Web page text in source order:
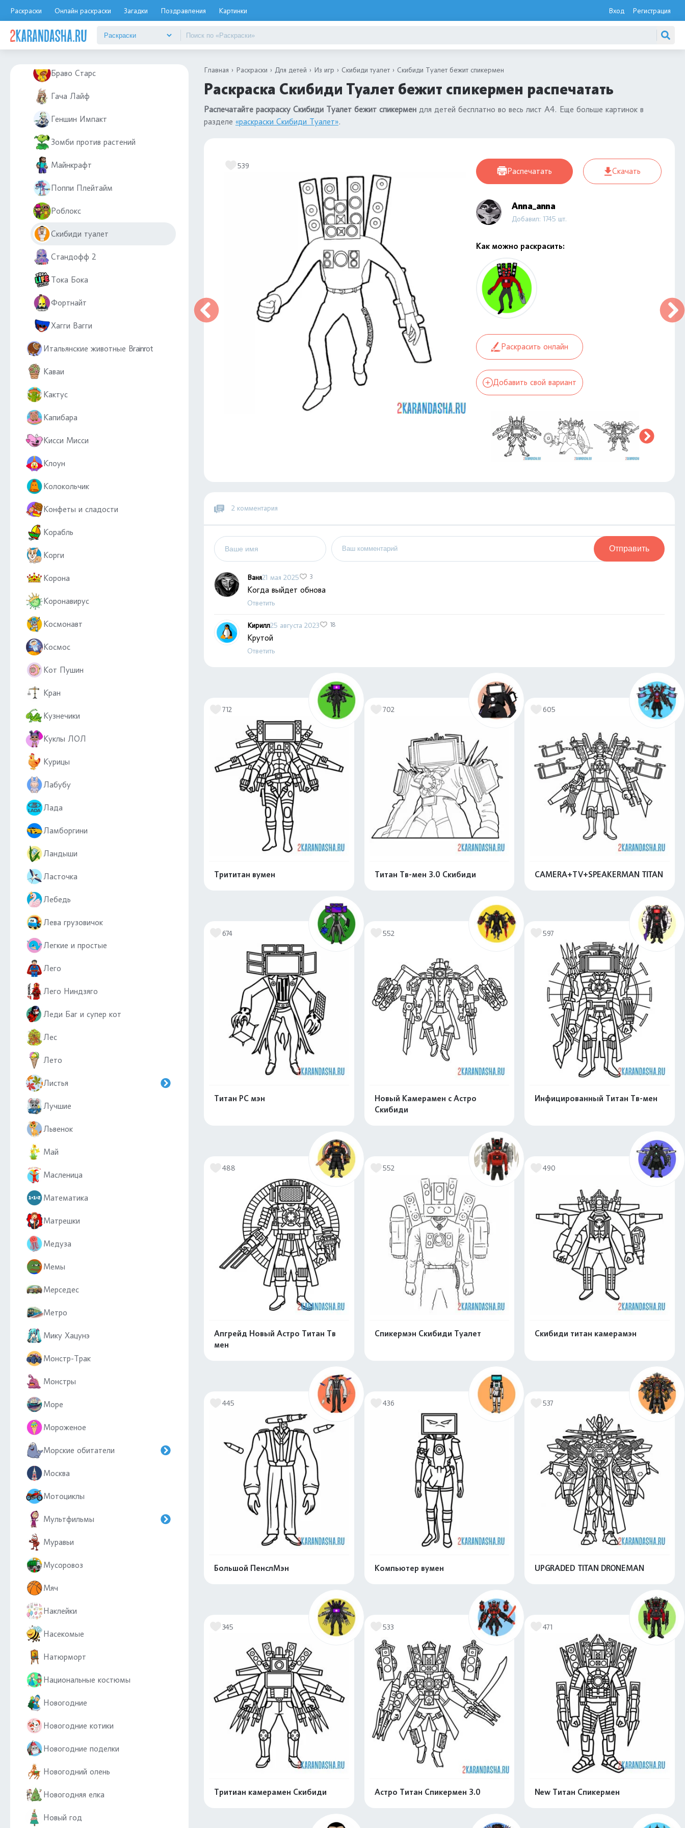
Раскраски Онлайн раскраски Загадки Поздравления Картинки Вход Регистрация
Аниматроники
Браво Старс
Гача Лайф
Геншин Импакт
Зомби против растений
Майнкрафт
Поппи Плейтайм
Роблокс
Скибиди туалет
Стандофф 2
Тока Бока
Фортнайт
Хагги Вагги
Итальянские животные Brainrot
Каваи
Кактус
Капибара
Кисси Мисси
Клоун
Колокольчик
Конфеты и сладости
Корабль
Корги
Корона
Коронавирус
Космонавт
Космос
Кот Пушин
Кран
Кузнечики
Куклы ЛОЛ
Курицы
Лабубу
Лада
Ламборгини
Ландыши
Ласточка
Лебедь
Лева грузовичок
Легкие и простые
Лего
Лего Ниндзяго
Леди Баг и супер кот
Лес
Лето
Листья
Лучшие
Львенок
Май
Масленица
Математика
Матрешки
Медуза
Мемы
Мерседес
Метро
Мику Хацунэ
Монстр-Трак
Монстры
Море
Мороженое
Морские обитатели
Москва
Мотоциклы
Мультфильмы
Муравьи
Мусоровоз
Мяч
Наклейки
Насекомые
Натюрморт
Национальные костюмы
Новогодние
Новогодние котики
Новогодние поделки
Новогодний олень
Новогодняя елка
Новый год
Главная Раскраски Для детей Из игр Скибиди туалет Скибиди Туалет бежит спикермен
Раскраска Скибиди Туалет бежит спикермен распечатать
Распечатайте раскраску Скибиди Туалет бежит спикермен для детей бесплатно во весь лист А4. Еще больше картинок в
разделе «раскраски Скибиди Туалет».
539
Распечатать Скачать
Anna_anna
Добавил: 1745 шт.
Как можно раскрасить:
Раскрасить онлайн
Добавить свой вариант
2 комментария
Отправить
Ваня21 мая 2025 3
Когда выйдет обнова
Ответить
Кирилл25 августа 2023 18
Крутой
Ответить
712
Трититан вумен
702
Титан Тв-мен 3.0 Скибиди
605
CAMERA+TV+SPEAKERMAN TITAN
674
Титан PC мэн
552
Новый Камерамен с Астро
Скибиди
Распечатать и скачать
597
Инфицированный Титан Тв-мен
488
Апгрейд Новый Астро Титан Тв
мен
552
Спикермэн Скибиди Туалет
490
Скибиди титан камерамэн
Распечатать и скачать
445
Большой ПенслМэн
436
Компьютер вумен
Распечатать и скачать
537
UPGRADED TITAN DRONEMAN
345
Тритиан камерамен Скибиди
533
Астро Титан Спикермен 3.0
471
New Титан Спикермен